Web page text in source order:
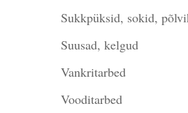
Sukkpüksid, sokid,
Suusad, kelgud
Vankritarbed
Vooditarbed